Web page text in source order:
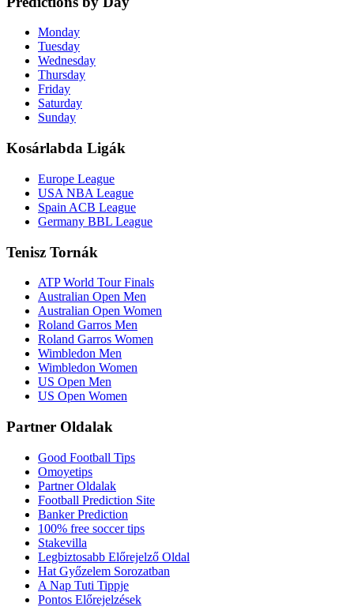
Monday
Tuesday
Wednesday
Thursday
Friday
Saturday
Sunday
Kosárlabda Ligák
Europe League
USA NBA League
Spain ACB League
Germany BBL League
Tenisz Tornák
ATP World Tour Finals
Australian Open Men
Australian Open Women
Roland Garros Men
Roland Garros Women
Wimbledon Men
Wimbledon Women
US Open Men
US Open Women
Partner Oldalak
Good Football Tips
Omoyetips
Partner Oldalak
Football Prediction Site
Banker Prediction
100% free soccer tips
Stakevilla
Legbiztosabb Előrejelző Oldal
Hat Győzelem Sorozatban
A Nap Tuti Tippje
Pontos Előrejelzések